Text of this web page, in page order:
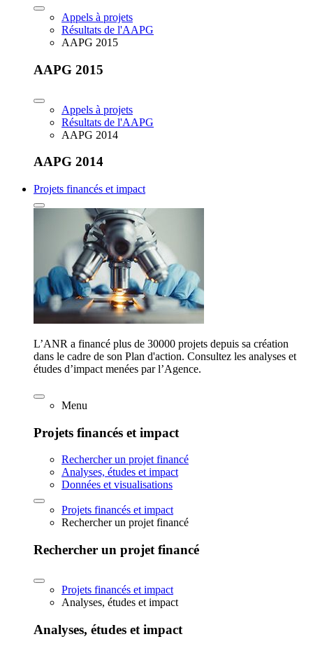
Appels à projets
Résultats de l'AAPG
AAPG 2015
AAPG 2015
Appels à projets
Résultats de l'AAPG
AAPG 2014
AAPG 2014
Projets financés et impact
L’ANR a financé plus de 30000 projets depuis sa création
dans le cadre de son Plan d'action. Consultez les analyses et
études d’impact menées par l’Agence.
Menu
Projets financés et impact
Rechercher un projet financé
Analyses, études et impact
Données et visualisations
Projets financés et impact
Rechercher un projet financé
Rechercher un projet financé
Projets financés et impact
Analyses, études et impact
Analyses, études et impact